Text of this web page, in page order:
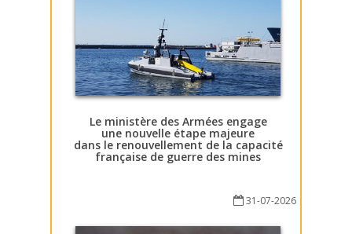
Le ministère des Armées engage
une nouvelle étape majeure
dans le renouvellement de la capacité
française de guerre des mines
31-07-2026